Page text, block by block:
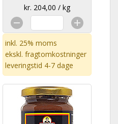
kr. 204,00 / kg
inkl. 25% moms
ekskl. fragtomkostninger
leveringstid 4-7 dage